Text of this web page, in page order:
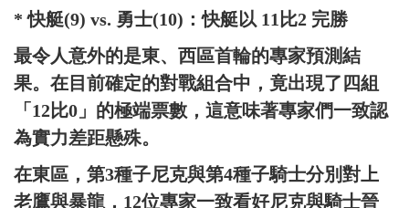
* 快艇(9) vs. 勇士(10)：快艇以 11比2 完勝
最令人意外的是東、西區首輪的專家預測結
果。在目前確定的對戰組合中，竟出現了四組
「12比0」的極端票數，這意味著專家們一致認
為實力差距懸殊。
在東區，第3種子尼克與第4種子騎士分別對上
老鷹與暴龍，12位專家一致看好尼克與騎士晉